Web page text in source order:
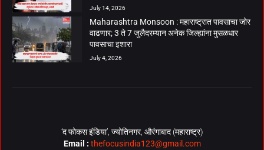
July 14, 2026
Maharashtra Monsoon : महाराष्ट्रात पावसाचा जोर
वाढणार; 3 ते 7 जुलैदरम्यान अनेक जिल्ह्यांना मुसळधार
पावसाचा इशारा
July 4, 2026
‘द फोकस इंडिया’, ज्योतिनगर, औरंगाबाद (महाराष्ट्र)
Email : thefocusindia123@gmail.com